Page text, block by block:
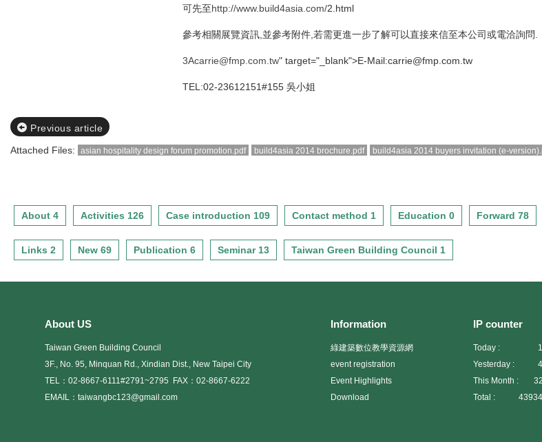
可先至http://www.build4asia.com/2.html
參考相關展覽資訊,並參考附件,若需更進一步了解可以直接來信至本公司或電洽詢問.
3Acarrie@fmp.com.tw" target="_blank">E-Mail:carrie@fmp.com.tw
TEL:02-23612151#155 吳小姐
Previous article
Attached Files:
asian hospitality design forum promotion.pdf build4asia 2014 brochure.pdf build4asia 2014 buyers invitation (e-
About 4 Activities 126 Case introduction 109 Contact method 1 Education 0 Forward 78
Links 2 New 69 Publication 6 Seminar 13 Taiwan Green Building Council 1
About US
Taiwan Green Building Council
3F., No. 95, Minquan Rd., Xindian Dist., New Taipei City
TEL：02-8667-6111#2791~2795
FAX：02-8667-6222
EMAIL：taiwangbc123@gmail.com
Information
綠建築數位教學資源網
event registration
Event Highlights
Download
IP counter
Today :
Yesterday :
This Month :
Total :